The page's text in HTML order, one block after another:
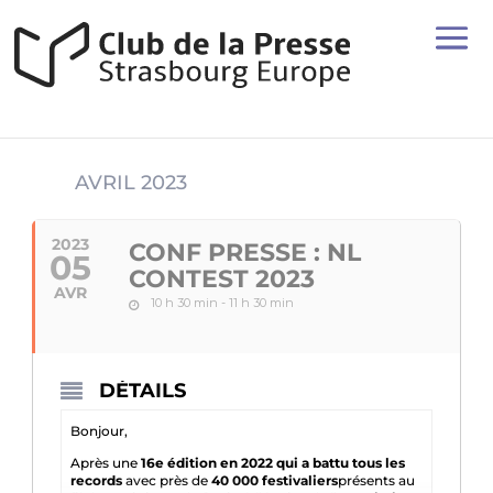
AVRIL 2023
2023
05
AVR
CONF PRESSE : NL
CONTEST 2023
10 h 30 min - 11 h 30 min
DÉTAILS
Bonjour,
Après une16e édition en 2022 qui a battu tous les
records avec près de40 000 festivaliersprésents au